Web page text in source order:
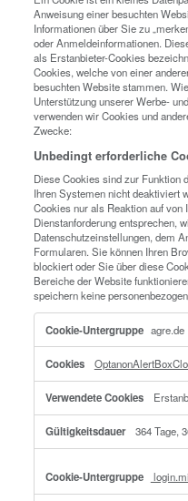
Benutzerspezifisch
anpassen;
Unterstützung oder
internetbasierter
Benutzern mit
Webseiten erneut
eingegebene
Insbesondere
für die folgenden Zwecke:
Cookie-Liste
Ein Cookie ist ein
Anweisung einer
oder
als Erstanbieter-
besuchten Website
Unterstützung unserer
Zwecke: